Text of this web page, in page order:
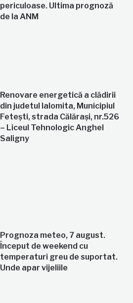
periculoase. Ultima prognoză
de la ANM
Renovare energetică a clădirii
din judetul Ialomita, Municipiul
Fetești, strada Călărași, nr.526
– Liceul Tehnologic Anghel
Saligny
Prognoza meteo, 7 august.
Început de weekend cu
temperaturi greu de suportat.
Unde apar vijeliile